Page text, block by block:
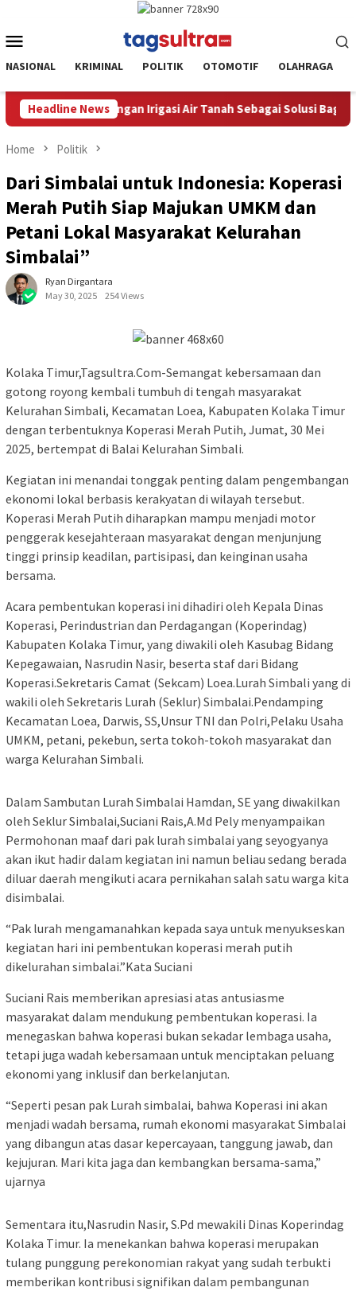
content
Menu
NASIONAL KRIMINAL POLITIK OTOMOTIF OLAHRAGA
Headline News
Solusi Bagi Petani Plt. Bupati Kolaka Timur,Yosep
Home Politik
Dari Simbalai untuk Indonesia: Koperasi
Merah Putih Siap Majukan UMKM dan
Petani Lokal Masyarakat Kelurahan
Simbalai”
Ryan Dirgantara
May 30, 2025
254 Views
Kolaka Timur,Tagsultra.Com-Semangat kebersamaan dan
gotong royong kembali tumbuh di tengah masyarakat
Kelurahan Simbali, Kecamatan Loea, Kabupaten Kolaka Timur
dengan terbentuknya Koperasi Merah Putih, Jumat, 30 Mei
2025, bertempat di Balai Kelurahan Simbali.
Kegiatan ini menandai tonggak penting dalam pengembangan
ekonomi lokal berbasis kerakyatan di wilayah tersebut.
Koperasi Merah Putih diharapkan mampu menjadi motor
penggerak kesejahteraan masyarakat dengan menjunjung
tinggi prinsip keadilan, partisipasi, dan keinginan usaha
bersama.
Acara pembentukan koperasi ini dihadiri oleh Kepala Dinas
Koperasi, Perindustrian dan Perdagangan (Koperindag)
Kabupaten Kolaka Timur, yang diwakili oleh Kasubag Bidang
Kepegawaian, Nasrudin Nasir, beserta staf dari Bidang
Koperasi.Sekretaris Camat (Sekcam) Loea.Lurah Simbali yang di
wakili oleh Sekretaris Lurah (Seklur) Simbalai.Pendamping
Kecamatan Loea, Darwis, SS,Unsur TNI dan Polri,Pelaku Usaha
UMKM, petani, pekebun, serta tokoh-tokoh masyarakat dan
warga Kelurahan Simbali.
Dalam Sambutan Lurah Simbalai Hamdan, SE yang diwakilkan
oleh Seklur Simbalai,Suciani Rais,A.Md Pely menyampaikan
Permohonan maaf dari pak lurah simbalai yang seyogyanya
akan ikut hadir dalam kegiatan ini namun beliau sedang berada
diluar daerah mengikuti acara pernikahan salah satu warga kita
disimbalai.
“Pak lurah mengamanahkan kepada saya untuk menyukseskan
kegiatan hari ini pembentukan koperasi merah putih
dikelurahan simbalai.”Kata Suciani
Suciani Rais memberikan apresiasi atas antusiasme
masyarakat dalam mendukung pembentukan koperasi. Ia
menegaskan bahwa koperasi bukan sekadar lembaga usaha,
tetapi juga wadah kebersamaan untuk menciptakan peluang
ekonomi yang inklusif dan berkelanjutan.
“Seperti pesan pak Lurah simbalai, bahwa Koperasi ini akan
menjadi wadah bersama, rumah ekonomi masyarakat Simbalai
yang dibangun atas dasar kepercayaan, tanggung jawab, dan
kejujuran. Mari kita jaga dan kembangkan bersama-sama,”
ujarnya
Sementara itu,Nasrudin Nasir, S.Pd mewakili Dinas Koperindag
Kolaka Timur. Ia menekankan bahwa koperasi merupakan
tulang punggung perekonomian rakyat yang sudah terbukti
memberikan kontribusi signifikan dalam pembangunan